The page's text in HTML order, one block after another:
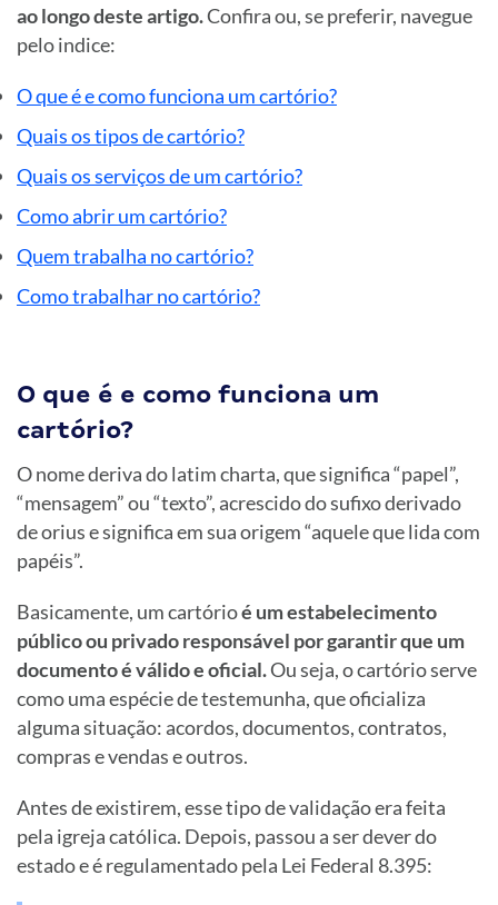
ao longo deste artigo.Confira ou, se preferir, navegue
peloindice:
O que é e como funciona um cartório?
Quais os tipos de cartório?
Quais os serviços de um cartório?
Como abrir um cartório?
Quem trabalha no cartório?
Como trabalhar no cartório?
O que é e como funciona um
cartório?
O nome deriva do latim charta, que significa “papel”,
“mensagem” ou “texto”, acrescido do sufixo derivado
de orius e significa em sua origem “aquele que lida com
papéis”.
Basicamente, um cartórioé um estabelecimento
público ou privado responsável por garantir que um
documento é válido e oficial.Ou seja, o cartório serve
como uma espécie de testemunha, que oficializa
alguma situação: acordos, documentos, contratos,
compras e vendas e outros.
Antes de existirem, esse tipo de validação era feita
pela igreja católica. Depois, passou a ser dever do
estado e é regulamentado pela Lei Federal 8.395: